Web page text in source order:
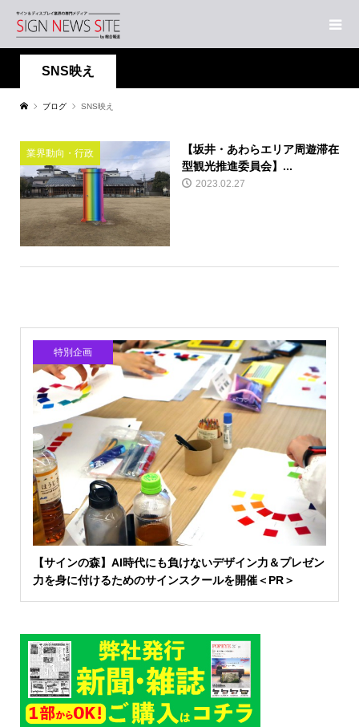
SNS映え
ブログ SNS映え
業界動向・行政
【坂井・あわらエリア周遊滞在
型観光推進委員会】...
2023.02.27
特別企画
【サインの森】AI時代にも負けないデザイン力＆プレゼン
力を身に付けるためのサインスクールを開催＜PR＞